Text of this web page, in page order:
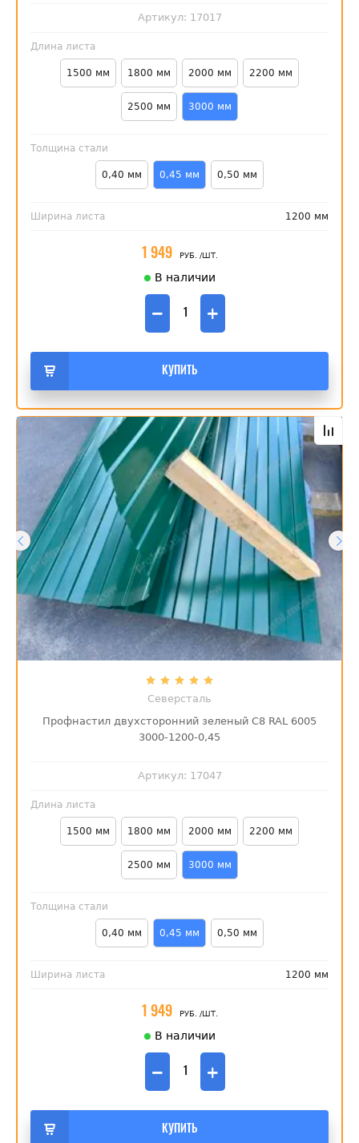
Артикул: 17017
Длина листа
1500 мм 1800 мм 2000 мм 2200 мм
2500 мм 3000 мм
Толщина стали
0,40 мм 0,45 мм 0,50 мм
Ширина листа 1200 мм
1 949 РУБ. /ШТ.
В наличии
− +
КУПИТЬ
Северсталь
Профнастил двухсторонний зеленый С8 RAL 6005
3000-1200-0,45
Артикул: 17047
Длина листа
1500 мм 1800 мм 2000 мм 2200 мм
2500 мм 3000 мм
Толщина стали
0,40 мм 0,45 мм 0,50 мм
Ширина листа 1200 мм
1 949 РУБ. /ШТ.
В наличии
− +
КУПИТЬ